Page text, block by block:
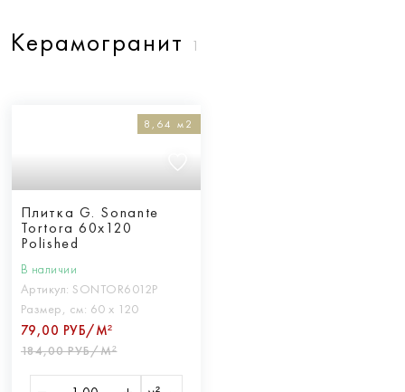
Керамогранит 1
8,64 м2
Плитка G. Sonante
Tortora 60x120
Polished
В наличии
Артикул: SONTOR6012P
Размер, см: 60 х 120
79,00 РУБ/М²
184,00 РУБ/М²